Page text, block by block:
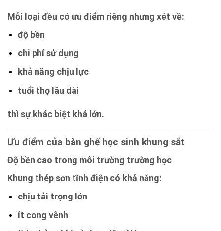
Mỗi loại đều có ưu điểm riêng nhưng xét về:
độ bền
chi phí sử dụng
khả năng chịu lực
tuổi thọ lâu dài
thì sự khác biệt khá lớn.
Ưu điểm của bàn ghế học sinh khung sắt
Độ bền cao trong môi trường trường học
Khung thép sơn tĩnh điện có khả năng:
chịu tải trọng lớn
ít cong vênh